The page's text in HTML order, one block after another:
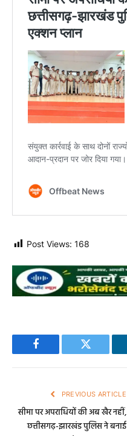
Post Views: 168
Facebook Twitter
PREVIOUS ARTICLE
सीमा पर अपराधियों की अब खैर नहीं,
छत्तीसगढ़-झारखंड पुलिस ने बनाई